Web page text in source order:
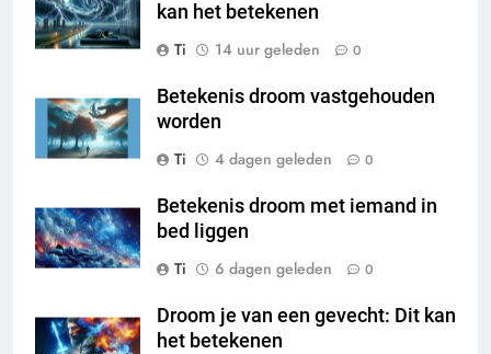
kan het betekenen
Ti
14 uur geleden 0
Betekenis droom vastgehouden
worden
Ti
4 dagen geleden 0
Betekenis droom met iemand in
bed liggen
Ti
6 dagen geleden 0
Droom je van een gevecht: Dit kan
het betekenen